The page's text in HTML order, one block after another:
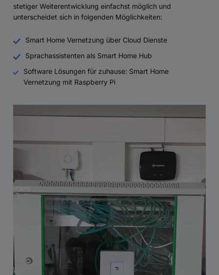
stetiger Weiterentwicklung einfachst möglich und
unterscheidet sich in folgenden Möglichkeiten:
Smart Home Vernetzung über Cloud Dienste
Sprachassistenten als Smart Home Hub
Software Lösungen für zuhause: Smart Home
Vernetzung mit Raspberry Pi